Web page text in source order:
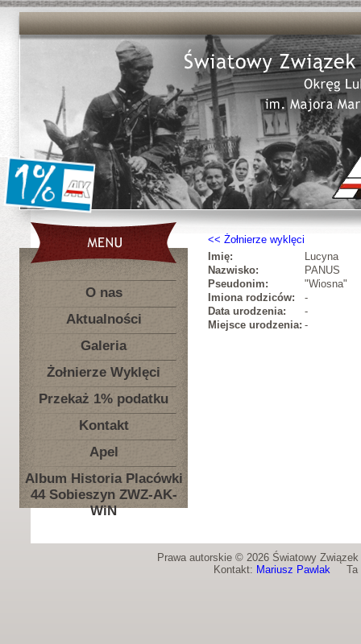
O nas
Aktualności
Galeria
Żołnierze Wyklęci
Przekaż 1% podatku
Kontakt
Apel
Album Historia Placówki
44 Sobieszyn ZWZ-AK-
WiN
Żołnierze wyklęci
Imię:
Lucyna
Nazwisko:
PANUS
Pseudonim:
"Wiosna"
Imiona rodziców:
-
Data urodzenia:
-
Miejsce urodzenia: -
Prawa autorskie © 2026 Światowy
Kontakt: Mariusz PawlakTa